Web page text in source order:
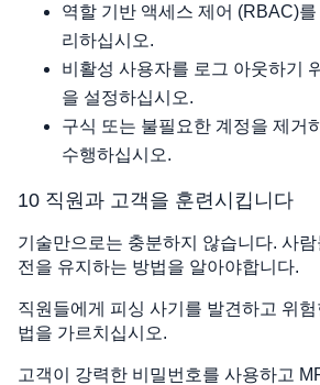
역할 기반 액세스 제어 (RBAC)
리하십시오.
비활성 사용자를 로그 아웃하기
을 설정하십시오.
구식 또는 불필요한 계정을 제거
수행하십시오.
10 직원과 고객을 훈련시킵니다
기술만으로는 충분하지 않습니다. 사
전을 유지하는 방법을 알아야합니다.
직원들에게 피싱 사기를 발견하고 위
법을 가르치십시오.
고객이 강력한 비밀번호를 사용하고